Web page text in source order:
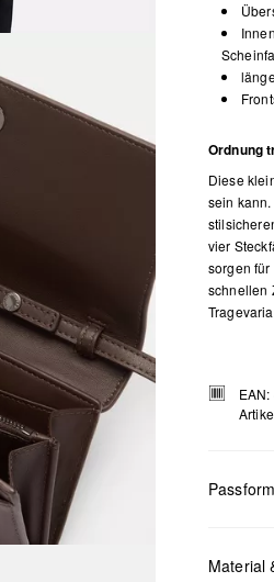
Ordnung
Diese
sein
vier
sorgen
schnellen
Passform
Material